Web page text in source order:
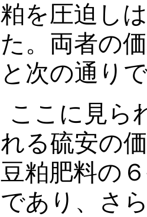
粕を圧迫し
た。両者の
と次の通り
ここに見ら
れる硫安の
豆粕肥料の
であり、さ